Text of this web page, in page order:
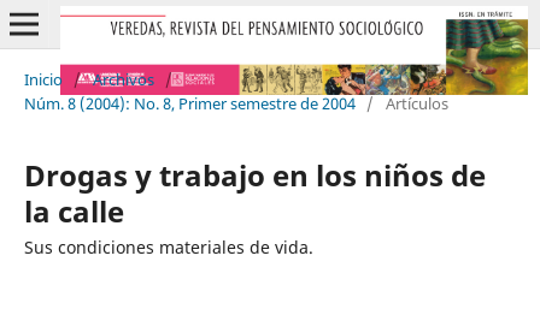
Inicio / Archivos /
Núm. 8 (2004): No. 8, Primer semestre de 2004 / Artículos
Drogas y trabajo en los niños de
la calle
Sus condiciones materiales de vida.